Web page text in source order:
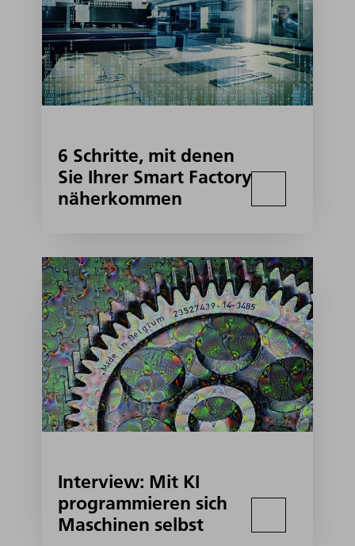
6 Schritte, mit denen
Sie Ihrer Smart Factory
näherkommen
Interview: Mit KI
programmieren sich
Maschinen selbst